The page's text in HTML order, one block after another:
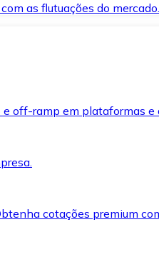
as flutuações do mercado.
off-ramp em plataformas e
cotações premium